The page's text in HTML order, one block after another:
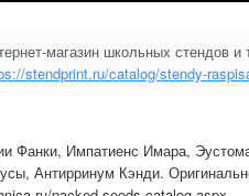
магазин школьных стендов
stendprint.ru/catalog/stendy-
Фанки, Импатиенс Имара,
Антирринум Кэнди.